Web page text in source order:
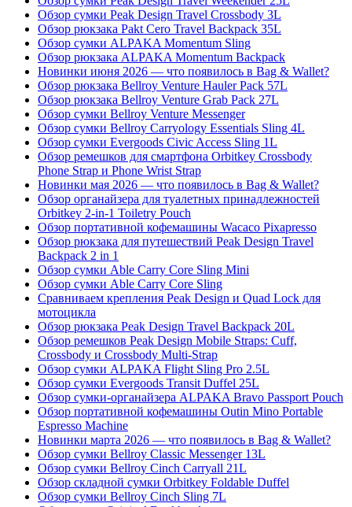
Обзор сумки Peak Design Travel Crossbody 3L
Обзор рюкзака Pakt Cero Travel Backpack 35L
Обзор сумки ALPAKA Momentum Sling
Обзор рюкзака ALPAKA Momentum Backpack
Новинки июня 2026 — что появилось в Bag & Wallet?
Обзор рюкзака Bellroy Venture Hauler Pack 57L
Обзор рюкзака Bellroy Venture Grab Pack 27L
Обзор сумки Bellroy Venture Messenger
Обзор сумки Bellroy Carryology Essentials Sling 4L
Обзор сумки Evergoods Civic Access Sling 1L
Обзор ремешков для смартфона Orbitkey Crossbody
Phone Strap и Phone Wrist Strap
Новинки мая 2026 — что появилось в Bag & Wallet?
Обзор органайзера для туалетных принадлежностей
Orbitkey 2-in-1 Toiletry Pouch
Обзор портативной кофемашины Wacaco Pixapresso
Обзор рюкзака для путешествий Peak Design Travel
Backpack 2 in 1
Обзор сумки Able Carry Core Sling Mini
Обзор сумки Able Carry Core Sling
Сравниваем крепления Peak Design и Quad Lock для
мотоцикла
Обзор рюкзака Peak Design Travel Backpack 20L
Обзор ремешков Peak Design Mobile Straps: Cuff,
Crossbody и Crossbody Multi-Strap
Обзор сумки ALPAKA Flight Sling Pro 2.5L
Обзор сумки Evergoods Transit Duffel 25L
Обзор сумки-органайзера ALPAKA Bravo Passport Pouch
Обзор портативной кофемашины Outin Mino Portable
Espresso Machine
Новинки марта 2026 — что появилось в Bag & Wallet?
Обзор сумки Bellroy Classic Messenger 13L
Обзор сумки Bellroy Cinch Carryall 21L
Обзор складной сумки Orbitkey Foldable Duffel
Обзор сумки Bellroy Cinch Sling 7L